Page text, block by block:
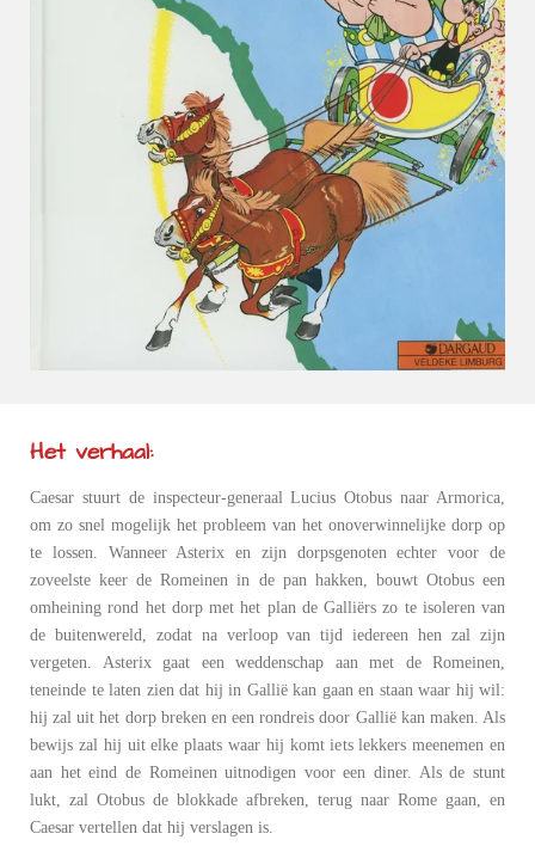
Het verhaal:
Caesar stuurt de inspecteur-generaal Lucius Otobus naar Armorica,
om zo snel mogelijk het probleem van het onoverwinnelijke dorp op
te lossen. Wanneer Asterix en zijn dorpsgenoten echter voor de
zoveelste keer de Romeinen in de pan hakken, bouwt Otobus een
omheining rond het dorp met het plan de Galliërs zo te isoleren van
de buitenwereld, zodat na verloop van tijd iedereen hen zal zijn
vergeten. Asterix gaat een weddenschap aan met de Romeinen,
teneinde te laten zien dat hij in Gallië kan gaan en staan waar hij wil:
hij zal uit het dorp breken en een rondreis door Gallië kan maken. Als
bewijs zal hij uit elke plaats waar hij komt iets lekkers meenemen en
aan het eind de Romeinen uitnodigen voor een diner. Als de stunt
lukt, zal Otobus de blokkade afbreken, terug naar Rome gaan, en
Caesar vertellen dat hij verslagen is.